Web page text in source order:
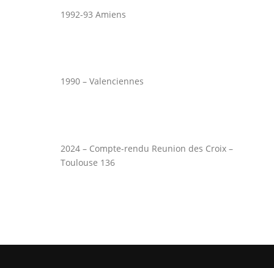
1992-93 Amiens
1990 – Valenciennes
2024 – Compte-rendu Reunion des Croix –
Toulouse 136